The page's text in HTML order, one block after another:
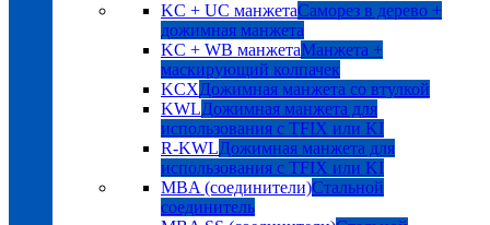
KC + UC манжетаСаморез в дерево +
дожимная манжета
KC + WB манжетаМанжета +
маскирующий колпачек
KCXДожимная манжета со втулкой
KWLДожимная манжета для
использования с TFIX или KI
R-KWLДожимная манжета для
использования с TFIX или KI
MBA (соединители)Стальной
соединитель